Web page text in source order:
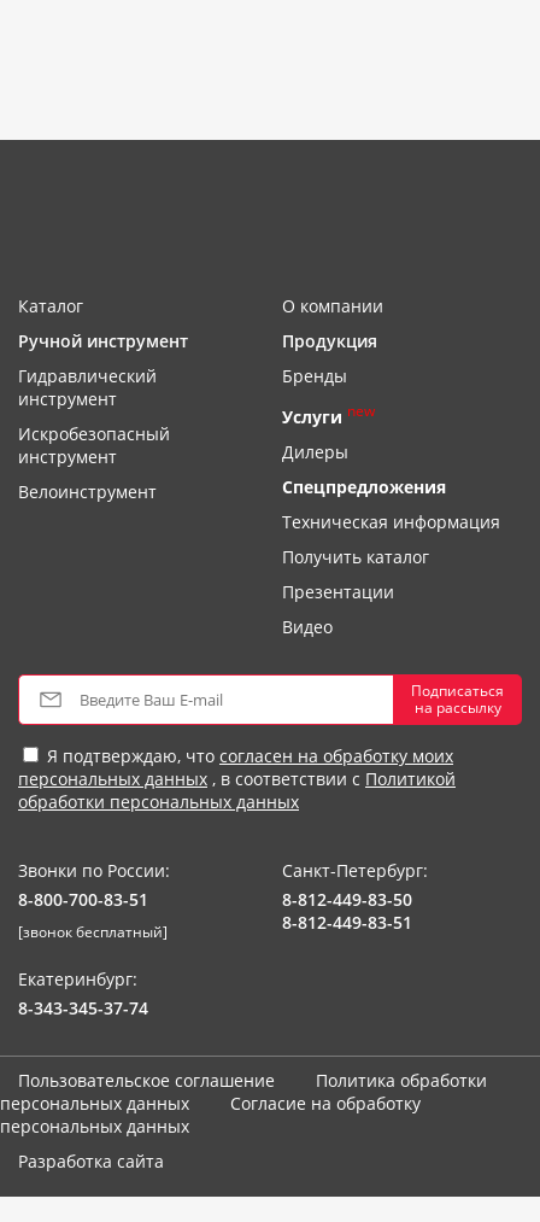
Каталог
Ручной инструмент
Гидравлический
инструмент
Искробезопасный
инструмент
Велоинструмент
О компании
Продукция
Бренды
Услуги new
Дилеры
Спецпредложения
Техническая информация
Получить каталог
Презентации
Видео
Подписаться
на рассылку
Я подтверждаю, что согласен на обработку моих
персональных данных , в соответствии с Политикой
обработки персональных данных
Звонки по России:
8-800-700-83-51
[звонок бесплатный]
Санкт-Петербург:
8-812-449-83-50
8-812-449-83-51
Екатеринбург:
8-343-345-37-74
Пользовательское соглашение
Политика обработки
персональных данных
Согласие на обработку
персональных данных
Разработка сайта